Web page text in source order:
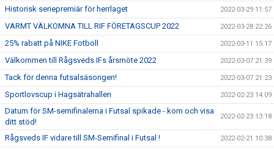
Historisk seriepremiär för herrlaget 2022-03-29 11:57
VARMT VÄLKOMNA TILL RIF FÖRETAGSCUP 2022 2022-03-28 22:26
25% rabatt på NIKE Fotboll 2022-03-11 15:17
Välkommen till Rågsveds IFs årsmöte 2022 2022-03-07 21:39
Tack för denna futsalsäsongen! 2022-03-07 21:23
Sportlovscup i Hagsätrahallen 2022-02-23 14:09
Datum för SM-semifinalerna i Futsal spikade - kom och visa
ditt stöd!
2022-02-23 13:18
Rågsveds IF vidare till SM-Semifinal i Futsal ! 2022-02-21 10:38